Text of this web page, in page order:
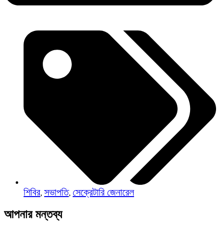
শিবির, সভাপতি, সেক্রেটারি জেনারেল
আপনার মন্তব্য